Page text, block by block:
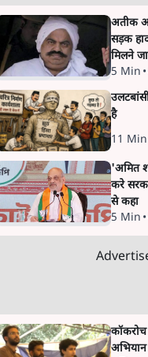
अतीक
सड़क
मिलने
5 Min •
है
11 Min
'अमित
करे
से कहा
5 Min •
कॉकरोच
अभियान